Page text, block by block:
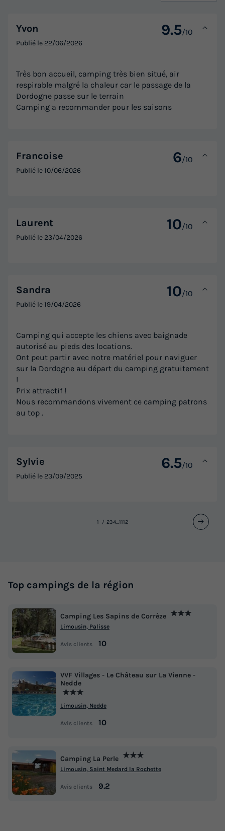
Voir les logements
Yvon 9.5/10
Publié le 22/06/2026
Très bon accueil, camping très bien situé, air
respirable malgré la chaleur car le passage de la
Dordogne passe sur le terrain
Camping a recommander pour les saisons
Francoise 6/10
Publié le10/06/2026
Laurent 10/10
Publié le 23/04/2026
Sandra 10/10
Publié le19/04/2026
Camping qui accepte les chiens avec baignade
autorisé au pieds des locations.
Ont peut partir avec notre matériel pour naviguer
sur la Dordogne au départ du camping gratuitement
!
Prix attractif !
Nous recommandons vivement ce camping patrons
au top .
Sylvie 6.5/10
Publié le 23/09/2025
1 234...1112
Top campings de la région
Camping Les Sapins de Corrèze ★★★
Limousin, Palisse
Avis clients 10
VVF Villages - Le Château sur La Vienne -
Nedde
★★★
Limousin, Nedde
Avis clients 10
Camping La Perle ★★★
Limousin, Saint Medard la Rochette
Avis clients 9.2